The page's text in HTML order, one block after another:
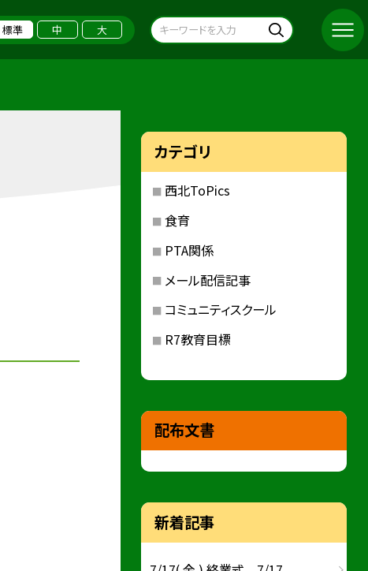
標準 中 大
カテゴリ
西北ToPics
食育
PTA関係
メール配信記事
コミュニティスクール
R7教育目標
配布文書
新着記事